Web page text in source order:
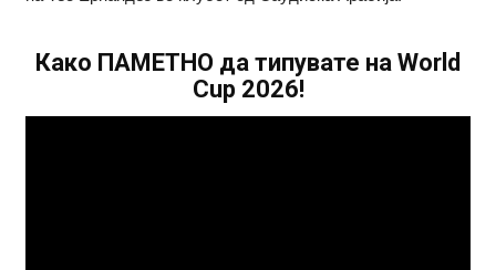
Како ПАМЕТНО да типувате на World
Cup 2026!